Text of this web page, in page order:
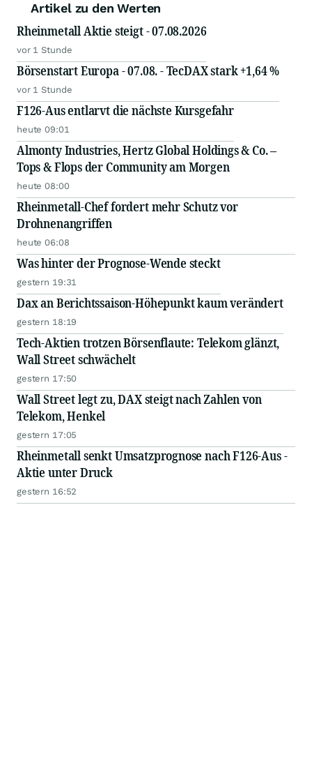
Artikel zu den Werten
Rheinmetall Aktie steigt - 07.08.2026
vor 1 Stunde
Börsenstart Europa - 07.08. - TecDAX stark +1,64 %
vor 1 Stunde
F126-Aus entlarvt die nächste Kursgefahr
heute 09:01
Almonty Industries, Hertz Global Holdings & Co. –
Tops & Flops der Community am Morgen
heute 08:00
Rheinmetall-Chef fordert mehr Schutz vor
Drohnenangriffen
heute 06:08
Was hinter der Prognose-Wende steckt
gestern 19:31
Dax an Berichtssaison-Höhepunkt kaum verändert
gestern 18:19
Tech-Aktien trotzen Börsenflaute: Telekom glänzt,
Wall Street schwächelt
gestern 17:50
Wall Street legt zu, DAX steigt nach Zahlen von
Telekom, Henkel
gestern 17:05
Rheinmetall senkt Umsatzprognose nach F126-Aus -
Aktie unter Druck
gestern 16:52